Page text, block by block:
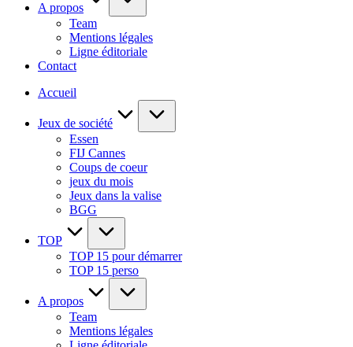
A propos
Team
Mentions légales
Ligne éditoriale
Contact
Accueil
Jeux de société
Essen
FIJ Cannes
Coups de coeur
jeux du mois
Jeux dans la valise
BGG
TOP
TOP 15 pour démarrer
TOP 15 perso
A propos
Team
Mentions légales